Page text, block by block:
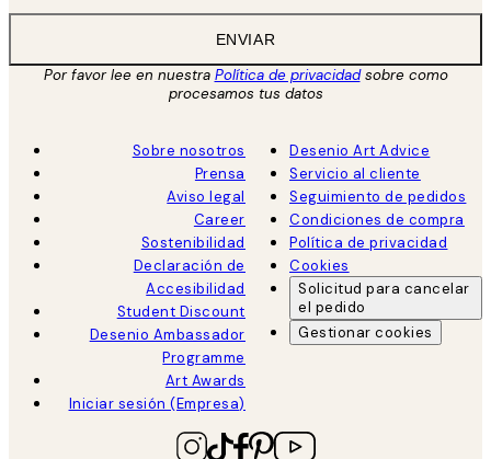
ENVIAR
Por favor lee en nuestra Política de privacidadsobre como
procesamos tus datos
Sobre nosotros
Prensa
Aviso legal
Career
Sostenibilidad
Declaración de
Accesibilidad
Student Discount
Desenio Ambassador
Programme
Art Awards
Iniciar sesión (Empresa)
Desenio Art Advice
Servicio al cliente
Seguimiento de pedidos
Condiciones de compra
Política de privacidad
Cookies
Solicitud para cancelar
el pedido
Gestionar cookies